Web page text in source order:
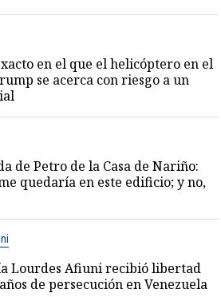
en el que el helicóptero en el
se acerca con riesgo a un
de Petro de la Casa de Nariño:
quedaría en este edificio; y no,
Lourdes Afiuni recibió libertad
de persecución en Venezuela